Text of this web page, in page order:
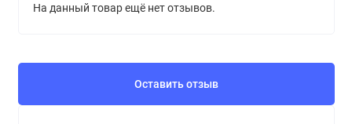
На данный товар ещё нет отзывов.
Оставить отзыв